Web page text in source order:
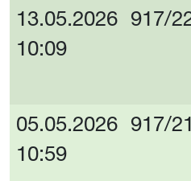
13.05.2026
10:09
917/
05.05.2026
10:59
917/